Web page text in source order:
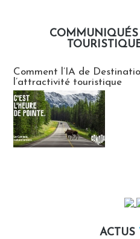
Comment l’IA de
l’attractivité touristique
ACTUS